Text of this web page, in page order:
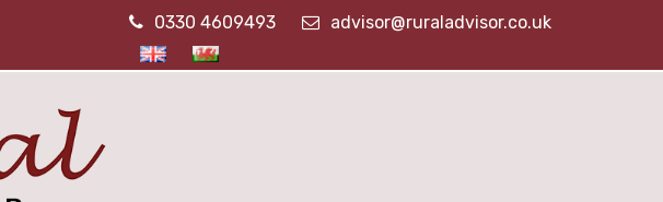
0330 4609493 advisor@ruraladvisor.co.uk